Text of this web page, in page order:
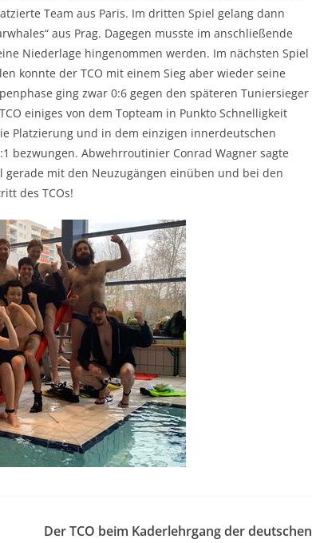
Team aus Paris. Im dritten Spiel gelang dann
aus Prag. Dagegen musste im anschließende
Niederlage hingenommen werden. Im nächsten Spiel
konnte der TCO mit einem Sieg aber wieder seine
ging zwar 0:6 gegen den späteren Tuniersieger
einiges von dem Topteam in Punkto Schnelligkeit
Platzierung und in dem einzigen innerdeutschen
bezwungen. Abwehrroutinier Conrad Wagner sagte
gerade mit den Neuzugängen einüben und bei den
des TCOs!
Der TCO beim Kaderlehrgang der deutschen